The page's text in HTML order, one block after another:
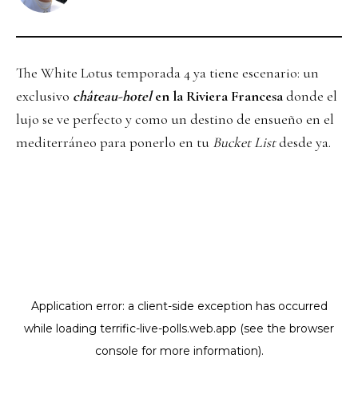
The White Lotus temporada 4 ya tiene escenario: un
exclusivo château-hotelen la Riviera Francesadonde el
lujo se ve perfecto y como un destino de ensueño en el
mediterráneo para ponerlo en tu Bucket Listdesde ya.